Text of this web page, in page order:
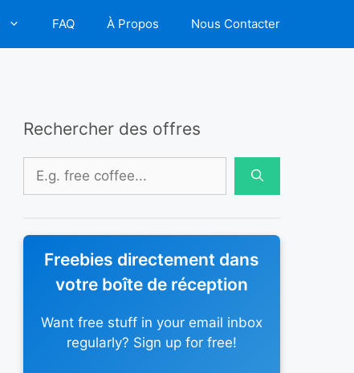
FAQ À Propos Nous Contacter
Rechercher des offres
Rechercher :
Freebies directement dans
votre boîte de réception
Want free stuff in your email inbox
regularly? Sign up for free!